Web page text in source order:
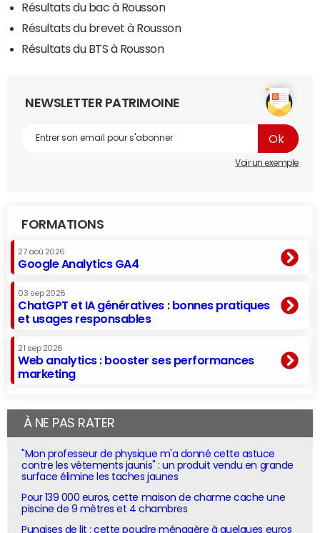
Résultats du bac à Rousson
Résultats du brevet à Rousson
Résultats du BTS à Rousson
NEWSLETTER PATRIMOINE
Voir un exemple
FORMATIONS
27 aoû 2026
Google Analytics GA4
03 sep 2026
ChatGPT et IA génératives : bonnes pratiques
et usages responsables
21 sep 2026
Web analytics : booster ses performances
marketing
À NE PAS RATER
"Mon professeur de physique m'a donné cette astuce
contre les vêtements jaunis" : un produit vendu en grande
surface élimine les taches jaunes
Pour 139 000 euros, cette maison de charme cache une
piscine de 9 mètres et 4 chambres
Punaises de lit : cette poudre ménagère à quelques euros